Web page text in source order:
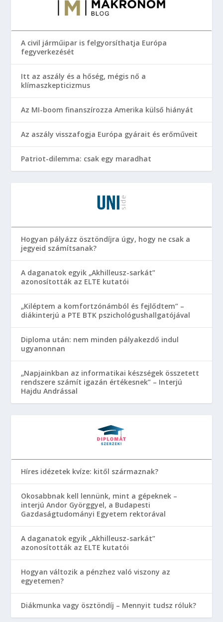
A civil járműipar is felgyorsíthatja Európa
fegyverkezését
Itt az aszály és a hőség, mégis nő a
klímaszkepticizmus
Az MI-boom finanszírozza Amerika külső hiányát
Az aszály visszafogja Európa gyárait és erőműveit
Patriot-dilemma: csak egy maradhat
Hogyan pályázz ösztöndíjra úgy, hogy ne csak a
jegyeid számítsanak?
A daganatok egyik „Akhilleusz-sarkát”
azonosították az ELTE kutatói
„Kiléptem a komfortzónámból és fejlődtem” –
diákinterjú a PTE BTK pszichológushallgatójával
Diploma után: nem minden pályakezdő indul
ugyanonnan
„Napjainkban az informatikai készségek összetett
rendszere számít igazán értékesnek” – Interjú
Hajdu Andrással
Híres idézetek kvíze: kitől származnak?
Okosabbnak kell lennünk, mint a gépeknek –
interjú Andor Györggyel, a Budapesti
Gazdaságtudományi Egyetem rektorával
A daganatok egyik „Akhilleusz-sarkát”
azonosították az ELTE kutatói
Hogyan változik a pénzhez való viszony az
egyetemen?
Diákmunka vagy ösztöndíj – Mennyit tudsz róluk?